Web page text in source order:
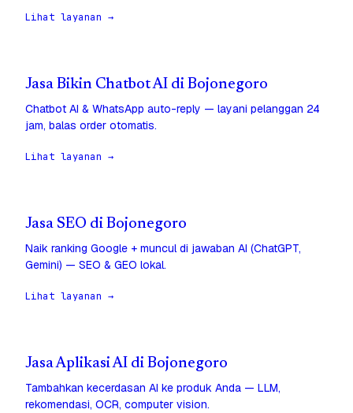
Lihat layanan →
Jasa Bikin Chatbot AI di Bojonegoro
Chatbot AI & WhatsApp auto-reply — layani pelanggan 24
jam, balas order otomatis.
Lihat layanan →
Jasa SEO di Bojonegoro
Naik ranking Google + muncul di jawaban AI (ChatGPT,
Gemini) — SEO & GEO lokal.
Lihat layanan →
Jasa Aplikasi AI di Bojonegoro
Tambahkan kecerdasan AI ke produk Anda — LLM,
rekomendasi, OCR, computer vision.